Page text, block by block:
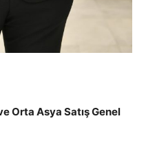
Orta Asya Satış Genel